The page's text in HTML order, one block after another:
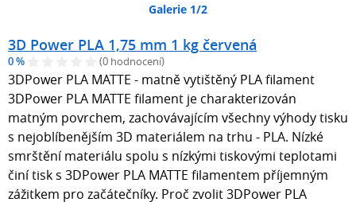
Galerie 1/2
3D Power PLA 1,75 mm 1 kg červená
0 % (0 hodnocení)
3DPower PLA MATTE - matně vytištěný PLA filament
3DPower PLA MATTE filament je charakterizován
matným povrchem, zachovávajícím všechny výhody tisku
s nejoblíbenějším 3D materiálem na trhu - PLA. Nízké
smrštění materiálu spolu s nízkými tiskovými teplotami
činí tisk s 3DPower PLA MATTE filamentem příjemným
zážitkem pro začátečníky. Proč zvolit 3DPower PLA